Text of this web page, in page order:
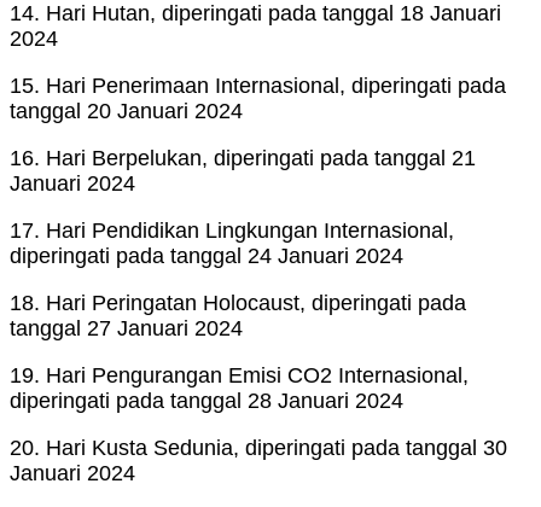
14. Hari Hutan, diperingati pada tanggal 18 Januari
2024
15. Hari Penerimaan Internasional, diperingati pada
tanggal 20 Januari 2024
16. Hari Berpelukan, diperingati pada tanggal 21
Januari 2024
17. Hari Pendidikan Lingkungan Internasional,
diperingati pada tanggal 24 Januari 2024
18. Hari Peringatan Holocaust, diperingati pada
tanggal 27 Januari 2024
19. Hari Pengurangan Emisi CO2 Internasional,
diperingati pada tanggal 28 Januari 2024
20. Hari Kusta Sedunia, diperingati pada tanggal 30
Januari 2024